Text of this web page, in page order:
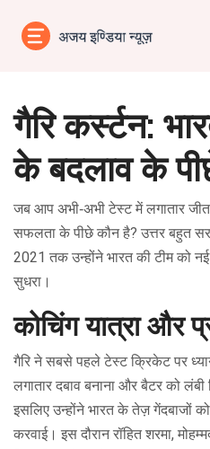
गैरि कर्स्टन:
के बदलाव के
जब आप अभी‑अभी टेस्ट में लगातार
सफलता के पीछे कौन है? उत्तर बहुत
2021 तक उन्होंने भारत की टीम को
सुधरा।
कोचिंग यात्रा और
गैरि ने सबसे पहले टेस्ट क्रिकेट पर
लगातार दबाव बनाना और बैटर को
इसलिए उन्होंने भारत के तेज़ गेंदबाजों
करवाई। इस दौरान रॉहित शरमा,